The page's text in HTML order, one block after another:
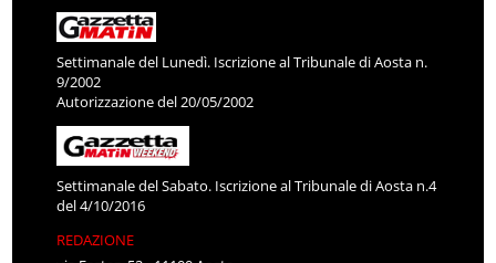
Settimanale del Lunedì. Iscrizione al Tribunale di Aosta n.
9/2002
Autorizzazione del 20/05/2002
Settimanale del Sabato. Iscrizione al Tribunale di Aosta n.4
del 4/10/2016
REDAZIONE